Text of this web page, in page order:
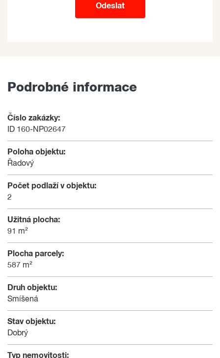
Odeslat
Podrobné informace
Číslo zakázky:
ID 160-NP02647
Poloha objektu:
Řadový
Počet podlaží v objektu:
2
Užitná plocha:
91 m²
Plocha parcely:
587 m²
Druh objektu:
Smíšená
Stav objektu:
Dobrý
Typ nemovitosti: